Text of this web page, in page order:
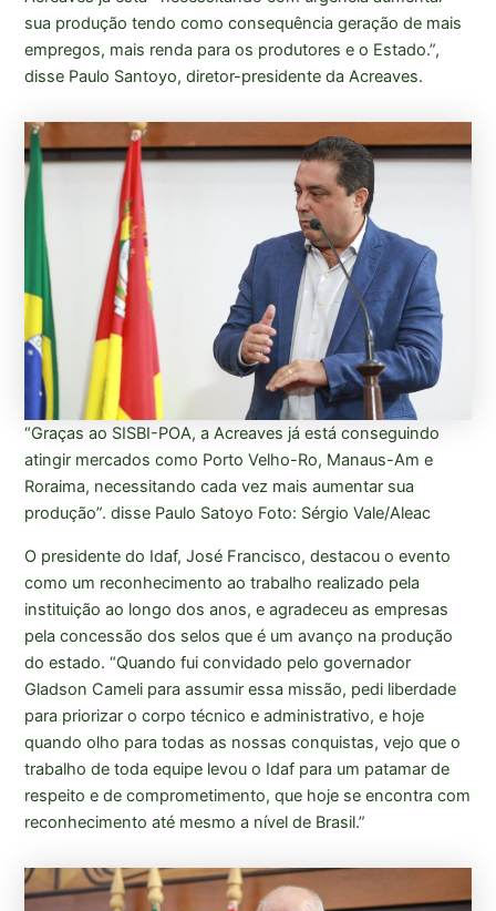
sua produção tendo como consequência geração de mais
empregos, mais renda para os produtores e o Estado.”,
disse Paulo Santoyo, diretor-presidente da Acreaves.
“Graças ao SISBI-POA, a Acreaves já está conseguindo
atingir mercados como Porto Velho-Ro, Manaus-Am e
Roraima, necessitando cada vez mais aumentar sua
produção”. disse Paulo Satoyo Foto: Sérgio Vale/Aleac
O presidente do Idaf, José Francisco, destacou o evento
como um reconhecimento ao trabalho realizado pela
instituição ao longo dos anos, e agradeceu as empresas
pela concessão dos selos que é um avanço na produção
do estado. “Quando fui convidado pelo governador
Gladson Cameli para assumir essa missão, pedi liberdade
para priorizar o corpo técnico e administrativo, e hoje
quando olho para todas as nossas conquistas, vejo que o
trabalho de toda equipe levou o Idaf para um patamar de
respeito e de comprometimento, que hoje se encontra com
reconhecimento até mesmo a nível de Brasil.”